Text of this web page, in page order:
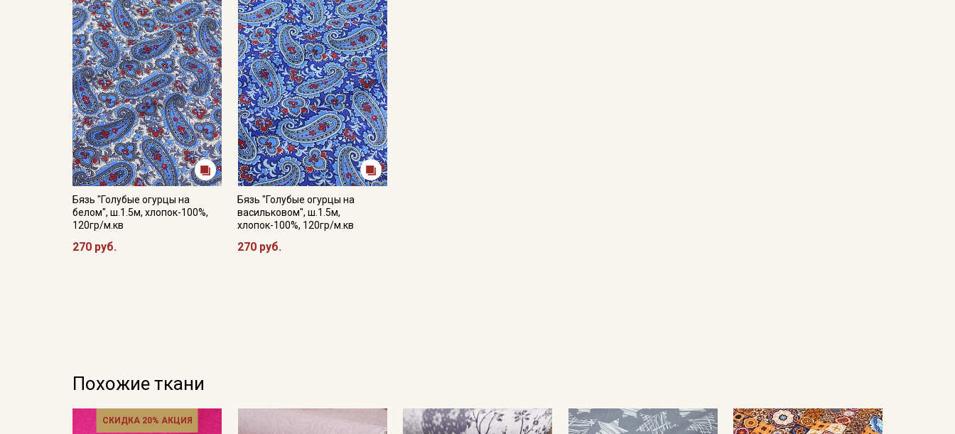
монитора и в зависимости от партии.
Бязь "Голубые огурцы на
белом", ш.1.5м, хлопок-100%,
120гр/м.кв
270 руб.
Бязь "Голубые огурцы на
васильковом", ш.1.5м,
хлопок-100%, 120гр/м.кв
270 руб.
Похожие ткани
СКИДКА 20% АКЦИЯ
Секретная рассылка от
Мы публикуем здесь дополнительные
ДаюСогласие на получение рекламных и
информационных рассылок